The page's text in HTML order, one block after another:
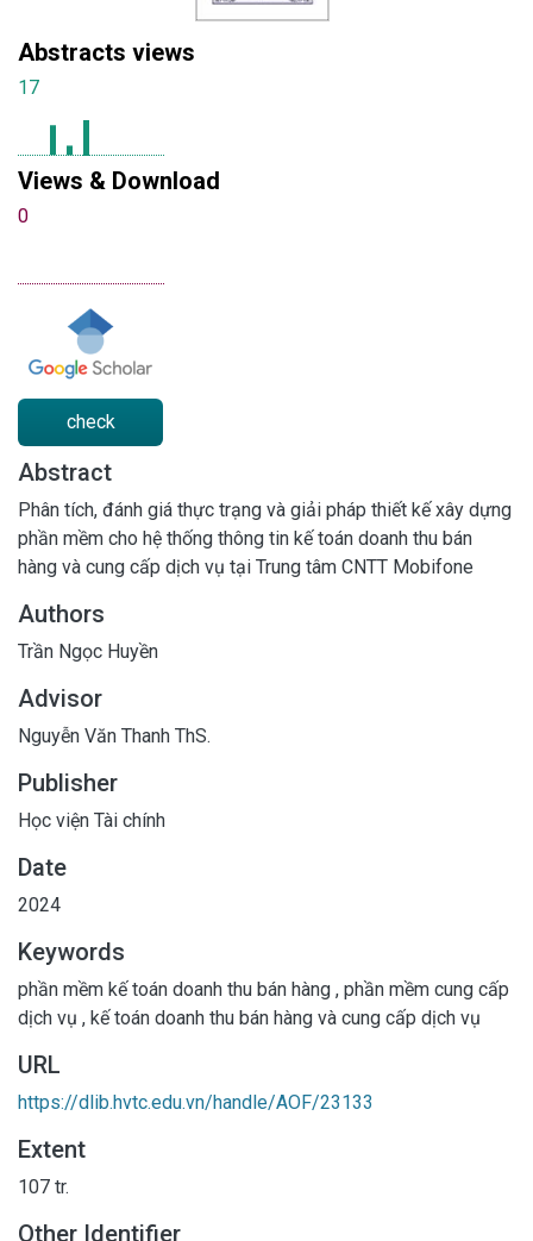
Abstracts views
17
Views & Download
0
check
Abstract
Phân tích, đánh giá thực trạng và giải pháp thiết kế xây dựng
phần mềm cho hệ thống thông tin kế toán doanh thu bán
hàng và cung cấp dịch vụ tại Trung tâm CNTT Mobifone
Authors
Trần Ngọc Huyền
Advisor
Nguyễn Văn Thanh ThS.
Publisher
Học viện Tài chính
Date
2024
Keywords
phần mềm kế toán doanh thu bán hàng , phần mềm cung cấp
dịch vụ , kế toán doanh thu bán hàng và cung cấp dịch vụ
URL
https://dlib.hvtc.edu.vn/handle/AOF/23133
Extent
107 tr.
Other Identifier